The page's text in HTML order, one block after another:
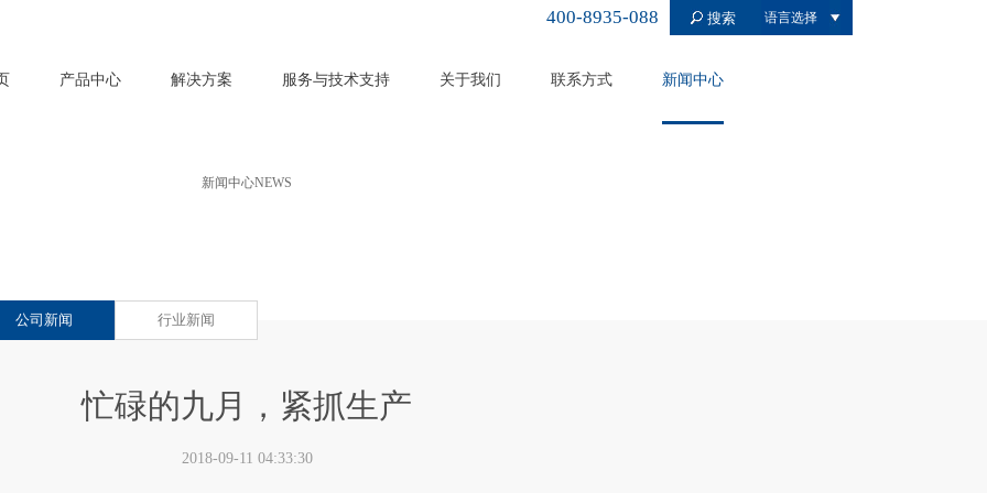
语言选择
400-8935-088
产品中心 解决方案 服务与技术支持 关于我们 联系方式 新闻中心
新闻中心NEWS
公司新闻 行业新闻
忙碌的九月，紧抓生产
2018-09-11 04:33:30